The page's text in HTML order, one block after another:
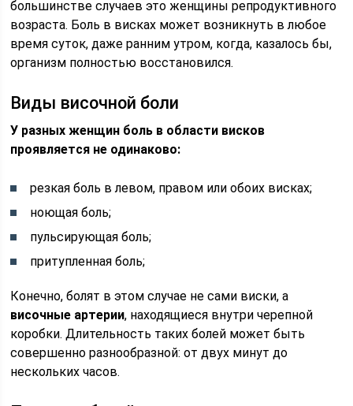
большинстве случаев это женщины репродуктивного
возраста. Боль в висках может возникнуть в любое
время суток, даже ранним утром, когда, казалось бы,
организм полностью восстановился.
Виды височной боли
У разных женщин боль в области висков
проявляется не одинаково:
резкая боль в левом, правом или обоих висках;
ноющая боль;
пульсирующая боль;
притупленная боль;
Конечно, болят в этом случае не сами виски, а
височные артерии, находящиеся внутри черепной
коробки. Длительность таких болей может быть
совершенно разнообразной: от двух минут до
нескольких часов.